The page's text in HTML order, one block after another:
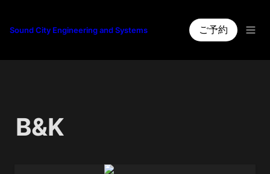
Sound City Engineering and Systems ご予約
B&K
4006 (pair)